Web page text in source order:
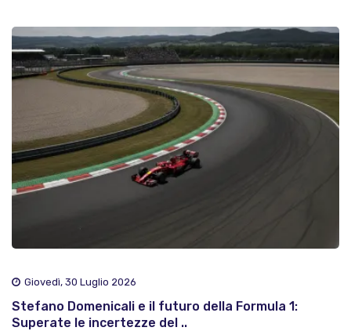
Giovedì, 30 Luglio 2026
Stefano Domenicali e il futuro della Formula 1:
Superate le incertezze del ..